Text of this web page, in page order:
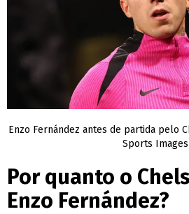
Enzo Fernández antes de partida pelo
Sports
Por quanto o
Enzo Fernández?